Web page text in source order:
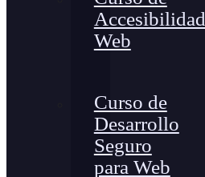
Accesibilidad
Web
Curso de
Desarrollo
Seguro
para Web